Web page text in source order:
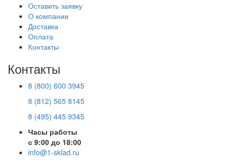
Оставить заявку
О компании
Доставка
Оплата
Контакты
Контакты
8 (800) 600 3945
8 (812) 565 8145
8 (495) 445 9345
Часы работы
с 9:00 до 18:00
info@1-sklad.ru